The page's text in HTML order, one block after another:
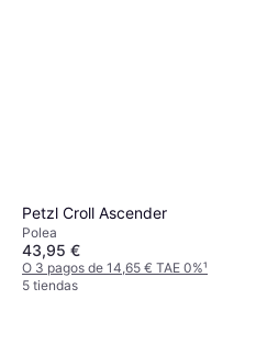
Petzl Croll Ascender
Polea
43,95 €
O 3 pagos de 14,65 € TAE 0%¹
5 tiendas